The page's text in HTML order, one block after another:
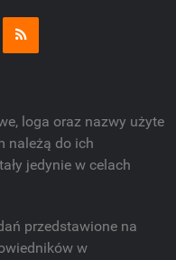
loga oraz nazwy użyte
należą do ich
jedynie w celach
przedstawione na
w